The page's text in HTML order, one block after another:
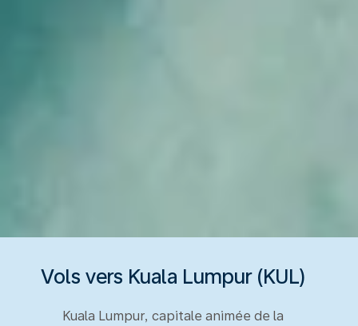
Vols vers Kuala Lumpur (KUL)
Kuala Lumpur, capitale animée de la